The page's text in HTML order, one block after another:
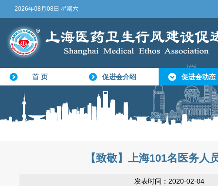
2026年08月08日 星期六
首 页 促进会介绍 促进会动态
【致敬】上海101名医务
发表时间：2020-02-